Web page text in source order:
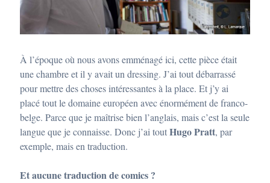
À l’époque où nous avons emménagé ici, cette pièce était
une chambre et il y avait un dressing. J’ai tout débarrassé
pour mettre des choses intéressantes à la place. Et j’y ai
placé tout le domaine européen avec énormément de franco-
belge. Parce que je maîtrise bien l’anglais, mais c’est la seule
langue que je connaisse. Donc j’ai toutHugo Pratt, par
exemple, mais en traduction.
Et aucune traduction de comics ?